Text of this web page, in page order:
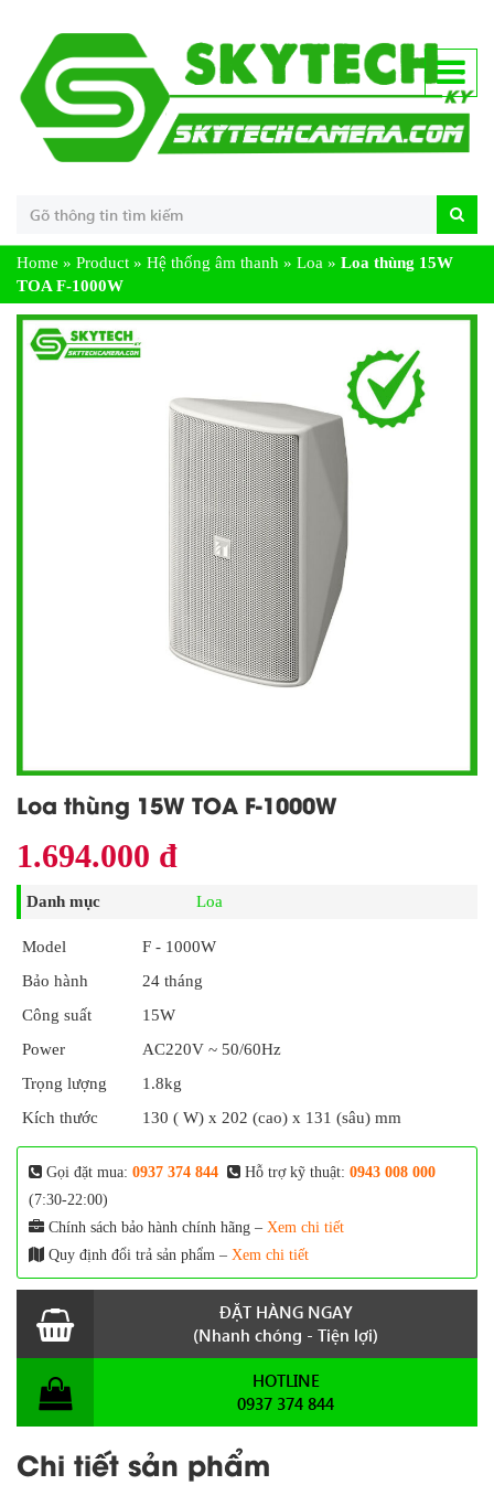
Home » Product » Hệ thống âm thanh » Loa » Loa thùng 15W
TOA F-1000W
Loa thùng 15W TOA F-1000W
1.694.000 đ
Danh mục Loa
Model
F - 1000W
Bảo hành
24 tháng
Công suất
15W
Power
AC220V ~ 50/60Hz
Trọng lượng
1.8kg
Kích thước
130 ( W) x 202 (cao) x 131 (sâu) mm
Gọi đặt mua: 0937 374 844 Hỗ trợ kỹ thuật: 0943 008 000
(7:30-22:00)
Chính sách bảo hành chính hãng – Xem chi tiết
Quy định đổi trả sản phẩm – Xem chi tiết
ĐẶT HÀNG NGAY
(Nhanh chóng - Tiện lợi)
HOTLINE
0937 374 844
Chi tiết sản phẩm